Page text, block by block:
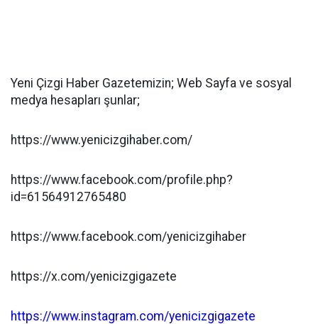
Yeni Çizgi Haber Gazetemizin; Web Sayfa ve sosyal
medya hesapları şunlar;
https://www.yenicizgihaber.com/
https://www.facebook.com/profile.php?
id=61564912765480
https://www.facebook.com/yenicizgihaber
https://x.com/yenicizgigazete
https://www.instagram.com/yenicizgigazete